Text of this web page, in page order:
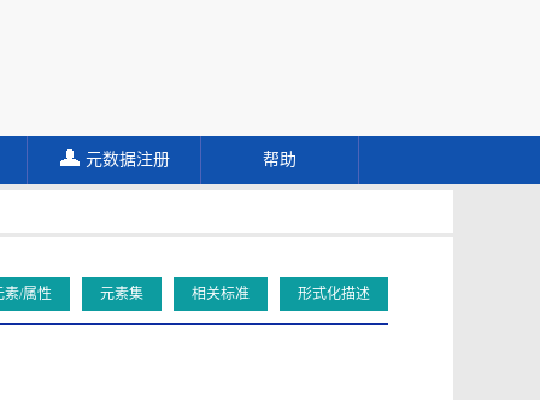
元数据注册 帮助
素/属性 元素集 相关标准 形式化描述